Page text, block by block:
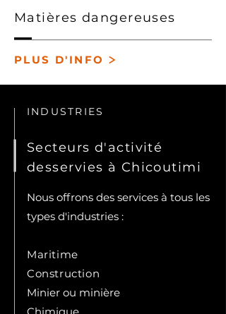
Matières dangereuses
PLUS D'INFO >
INDUSTRIES
Secteurs d'activité
desservies à Chicoutimi
Nous offrons des services à tous les
types d'industries :
Maritime
Construction
Minier ou minière